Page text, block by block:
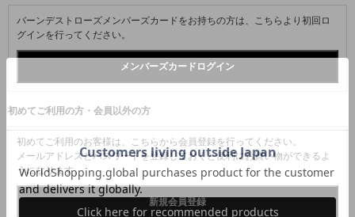
バーンデストローズメンバーズカードをお持ちの方は、こちらより初回ロ
グインを行ってください。
初めてご利用の方・会員以外の方
初めてご利用のお客様は、こちらから会員登録を行ってください。
メールアドレスとパスワードを登録しておくと便利にお買い物ができるよ
うになります。